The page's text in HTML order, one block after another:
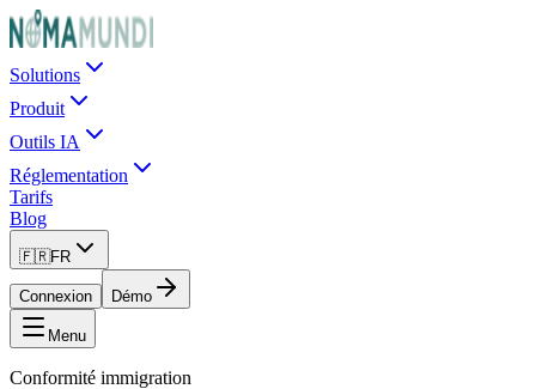
Solutions
Produit
Outils IA
Réglementation
Tarifs
Blog
🇫🇷FR
Connexion Démo
Menu
Conformité immigration